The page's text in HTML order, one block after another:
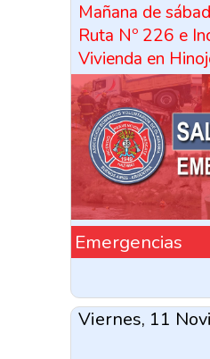
Mañana de
Ruta Nº 226 e
Vivienda en
Emergencias
Viernes, 11